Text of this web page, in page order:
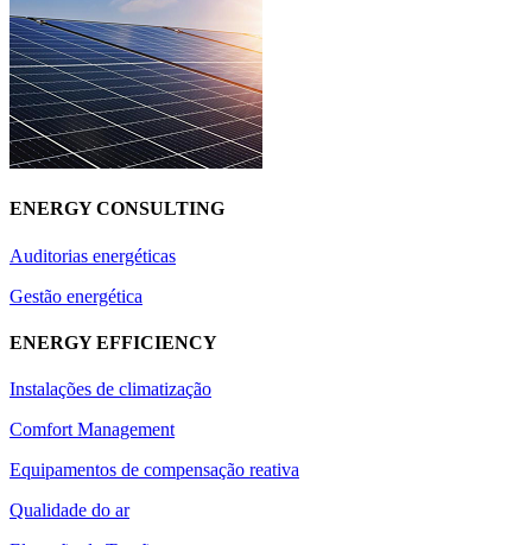
ENERGY CONSULTING
Auditorias energéticas
Gestão energética
ENERGY EFFICIENCY
Instalações de climatização
Comfort Management
Equipamentos de compensação reativa
Qualidade do ar